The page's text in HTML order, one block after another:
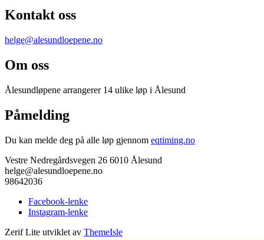
Kontakt oss
helge@alesundloepene.no
Om oss
Ålesundløpene arrangerer 14 ulike løp i Ålesund
Påmelding
Du kan melde deg på alle løp gjennom eqtiming.no
Vestre Nedregårdsvegen 26 6010 Ålesund
helge@alesundloepene.no
98642036
Facebook-lenke
Instagram-lenke
Zerif Lite utviklet av ThemeIsle